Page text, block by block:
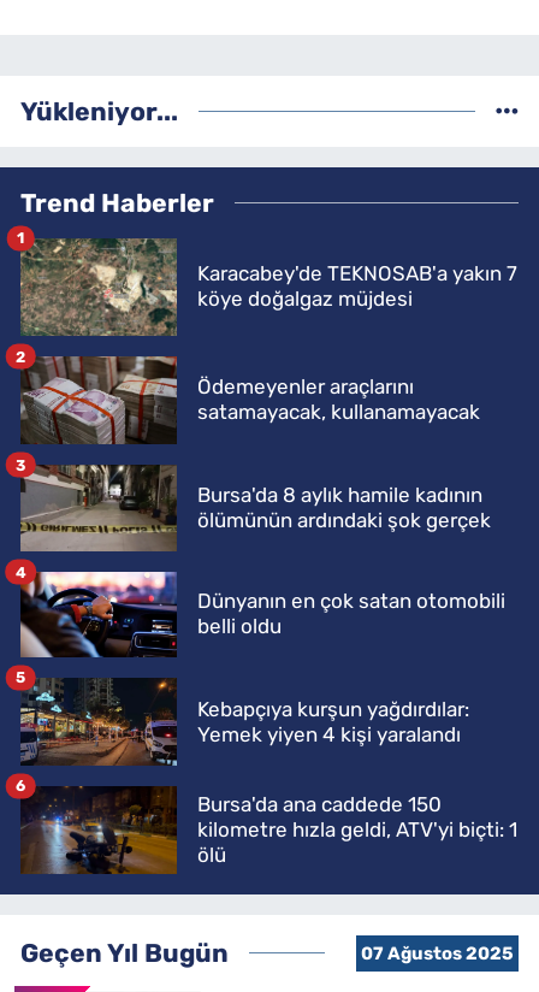
Yükleniyor...
Trend Haberler
Karacabey'de TEKNOSAB'a yakın 7
köye doğalgaz müjdesi
1
Ödemeyenler araçlarını
satamayacak, kullanamayacak
2
Bursa'da 8 aylık hamile kadının
ölümünün ardındaki şok gerçek
3
Dünyanın en çok satan otomobili
belli oldu
4
Kebapçıya kurşun yağdırdılar:
Yemek yiyen 4 kişi yaralandı
5
Bursa'da ana caddede 150
kilometre hızla geldi, ATV'yi biçti: 1
ölü
6
Geçen Yıl Bugün 07 Ağustos 2025